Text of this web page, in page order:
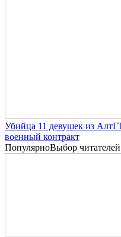
Убийца 11 девушек из
военный контракт
ПопулярноВыбор читателей